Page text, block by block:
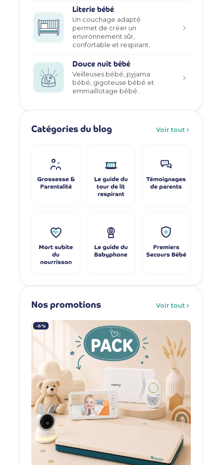
Literie bébé
Un couchage adapté
permet de créer un
environnement sûr,
confortable et respirant.
Douce nuit bébé
Veilleuses bébé, pyjama
bébé, gigoteuse bébé et
emmaillotage bébé.
Catégories du blog Voir tout
Grossesse &
Parentalité
Le guide du
tour de lit
respirant
Témoignages
de parents
Mort subite
du
nourrisson
Le guide du
Babyphone
Premiers
Secours Bébé
Nos promotions Voir tout
-6%